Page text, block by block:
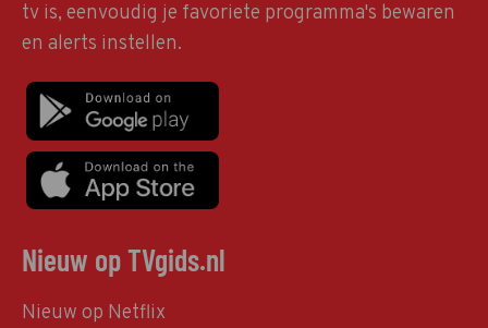
tv is, eenvoudig je favoriete programma's bewaren
en alerts instellen.
Nieuw op TVgids.nl
Nieuw op Netflix